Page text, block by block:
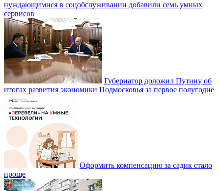
нуждающимися в соцобслуживании добавили семь умных
сервисов
Губернатор доложил Путину об
итогах развития экономики Подмосковья за первое полугодие
Оформить компенсацию за садик стало
проще